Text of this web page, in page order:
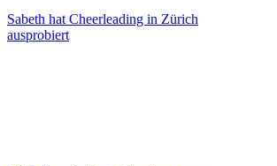
Sabeth hat Cheerleading in Zürich
ausprobiert